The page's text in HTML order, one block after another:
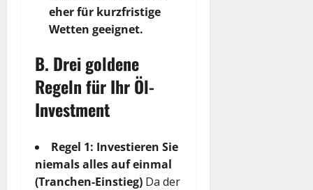
eher für kurzfristige
Wetten geeignet.
B. Drei goldene
Regeln für Ihr Öl-
Investment
Regel 1: Investieren Sie
niemals alles auf einmal
(Tranchen-Einstieg)